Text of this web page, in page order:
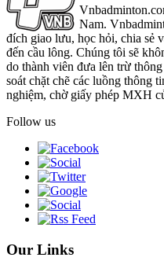
Nam.
đích giao lưu, học hỏi, chia sẻ
đến cầu lông. Chúng tôi sẽ
do thành viên đưa lên trừ
soát chặt chẽ các luồng thông
nghiệm, chờ giấy phép MXH
Follow us
Our Links